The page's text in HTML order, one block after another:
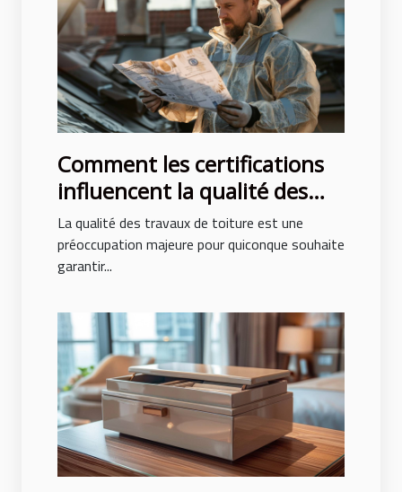
Comment les certifications
influencent la qualité des
travaux de toiture
La qualité des travaux de toiture est une
préoccupation majeure pour quiconque souhaite
garantir...